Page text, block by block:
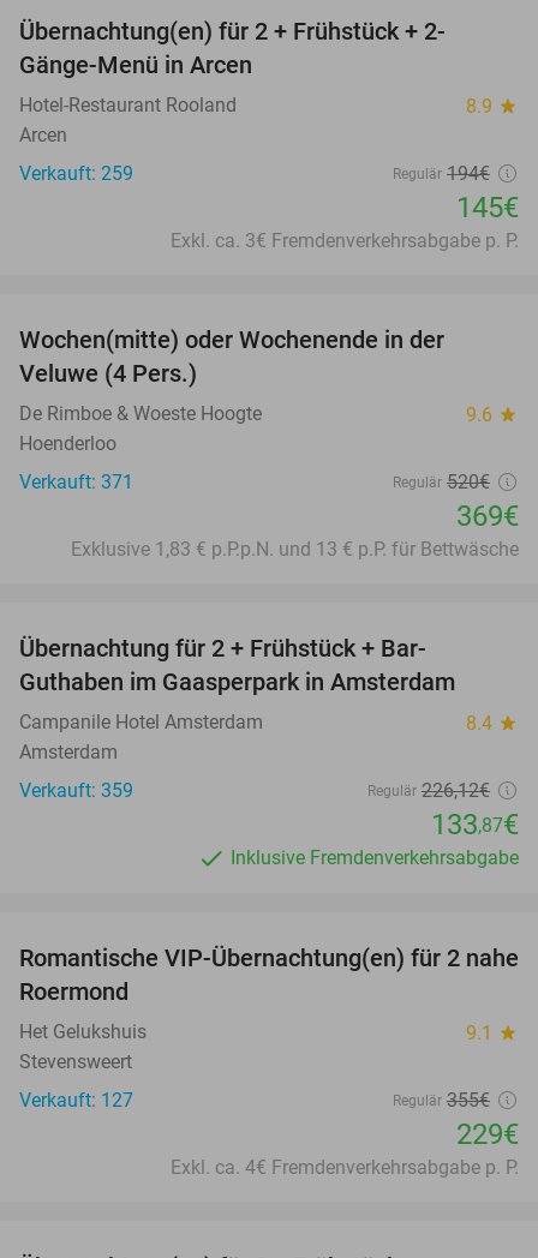
Übernachtung(en) für 2 + Frühstück + 2-
Gänge-Menü in Arcen
Hotel-Restaurant Rooland 8.9 star
Arcen
Verkauft: 259
Regulär 194€
145€
Exkl. ca. 3€ Fremdenverkehrsabgabe p. P.
Wochen(mitte) oder Wochenende in der
Veluwe (4 Pers.)
De Rimboe & Woeste Hoogte 9.6 star
Hoenderloo
Verkauft: 371
Regulär 520€
369€
Exklusive 1,83 € p.P.p.N. und 13 € p.P. für Bettwäsche
Übernachtung für 2 + Frühstück + Bar-
Guthaben im Gaasperpark in Amsterdam
Campanile Hotel Amsterdam 8.4 star
Amsterdam
Verkauft: 359
Regulär 226,12€
133,87€
Inklusive Fremdenverkehrsabgabe
35%
Romantische VIP-Übernachtung(en) für 2 nahe
Roermond
Het Gelukshuis 9.1 star
Stevensweert
Verkauft: 127
Regulär 355€
229€
Exkl. ca. 4€ Fremdenverkehrsabgabe p. P.